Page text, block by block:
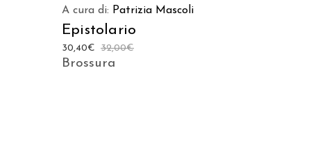
A cura di: Patrizia Mascoli
Epistolario
32,00€
30,40€
Brossura